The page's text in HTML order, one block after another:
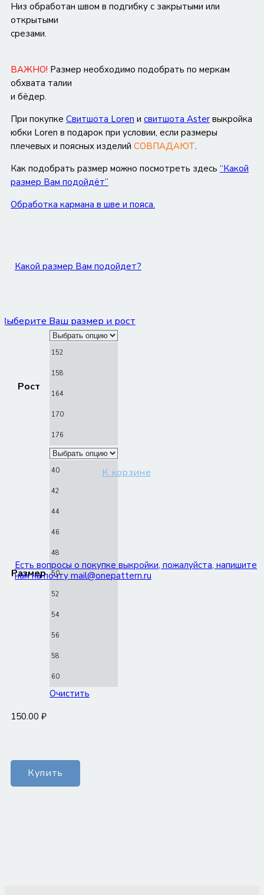
Низ обработан швом в подгибку с закрытыми или
открытыми
срезами.
ВАЖНО! Размер необходимо подобрать по меркам
обхвата талии
и бёдер.
При покупке Cвитшота Loren и свитшота Aster выкройка
юбки Loren в подарок при условии, если размеры
плечевых и поясных изделий СОВПАДАЮТ.
Как подобрать размер можно посмотреть здесь “Какой
размер Вам подойдёт”
Обработка кармана в шве и пояса.
Какой размер Вам подойдет?
Выберите Ваш размер и рост
К корзине
Есть вопросы о покупке выкройки, пожалуйста, напишите
нам на почту mail@onepattern.ru
Рост
152
158
164
170
176
Размер
40
42
44
46
48
50
52
54
56
58
60
Очистить
Количество
товараКупить
150.00 ₽